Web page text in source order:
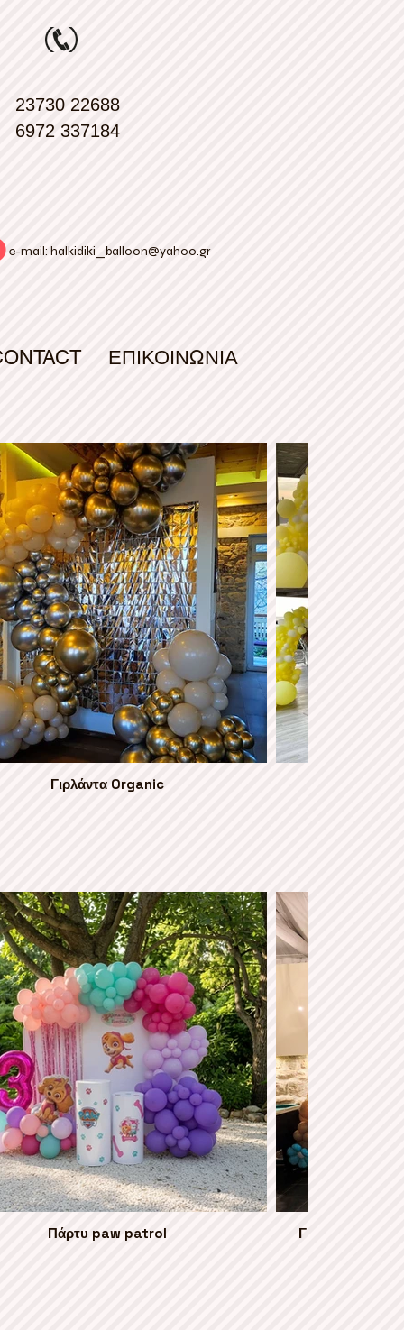
23730 22688
6972 337184
e-mail: halkidiki_balloon@yahoo.gr
ΕΠΙΚΟΙΝΩΝΙΑ
Γιρλάντα Organic
Πάρτυ paw patrol
Γιρλάντα με